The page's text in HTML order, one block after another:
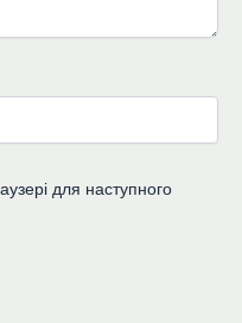
для наступного